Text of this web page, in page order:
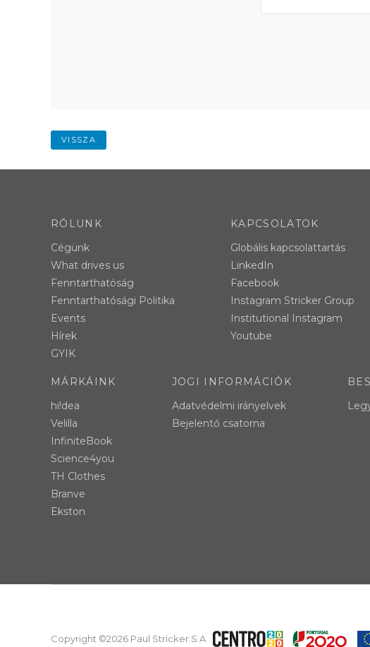
VISSZA
RÓLUNK
Cégünk
What drives us
Fenntarthatóság
Fenntarthatósági Politika
Events
Hírek
GYIK
KAPCSOLATOK
Globális kapcsolattartás
LinkedIn
Facebook
Instagram Stricker Group
Institutional Instagram
Youtube
MÁRKÁINK
hi!dea
Velilla
InfiniteBook
Science4you
TH Clothes
Branve
Ekston
JOGI INFORMÁCIÓK
Adatvédelmi irányelvek
Bejelentő csatorna
Copyright ©2026 Paul Stricker S.A